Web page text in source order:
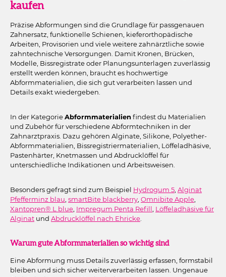
kaufen
Präzise Abformungen sind die Grundlage für passgenauen
Zahnersatz, funktionelle Schienen, kieferorthopädische
Arbeiten, Provisorien und viele weitere zahnärztliche sowie
zahntechnische Versorgungen. Damit Kronen, Brücken,
Modelle, Bissregistrate oder Planungsunterlagen zuverlässig
erstellt werden können, braucht es hochwertige
Abformmaterialien, die sich gut verarbeiten lassen und
Details exakt wiedergeben.
In der KategorieAbformmaterialien findest du Materialien
und Zubehör für verschiedene Abformtechniken in der
Zahnarztpraxis. Dazu gehören Alginate, Silikone, Polyether-
Abformmaterialien, Bissregistriermaterialien, Löffeladhäsive,
Pastenhärter, Knetmassen und Abdrucklöffel für
unterschiedliche Indikationen und Arbeitsweisen.
Besonders gefragt sind zum Beispiel Hydrogum 5, Alginat
Pfefferminz blau, smartBite blackberry, Omnibite Apple,
Xantopren® L blue, Impregum Penta Refill, Löffeladhäsive für
Alginat und Abdrucklöffel nach Ehricke.
Warum gute Abformmaterialien so wichtig sind
Eine Abformung muss Details zuverlässig erfassen, formstabil
bleiben und sich sicher weiterverarbeiten lassen. Ungenaue